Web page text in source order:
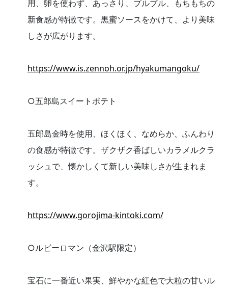
用、卵を使わず、あっさり、プルプル、もちもちの
新食感が特徴です。黒蜜ソースをかけて、より美味
しさが広がります。
https://www.is.zennoh.or.jp/hyakumangoku/
○五郎島スイートポテト
五郎島金時を使用、ほくほく、なめらか、ふんわり
の食感が特徴です。ザクザク香ばしいカラメルクラ
ッシュで、懐かしくて新しい美味しさが生まれま
す。
https://www.gorojima-kintoki.com/
○ルビーロマン（金沢駅限定）
宝石に一番近い果実、鮮やかな紅色で大粒の甘いル